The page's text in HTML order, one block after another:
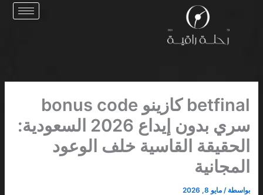
betfinal كازينو bonus code
سري بدون إيداع 2026 السعودية:
الحقيقة القاسية خلف الوعود
المجانية
بواسطة /مايو 8, 2026